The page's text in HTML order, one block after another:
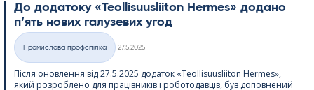
До додатоку «Teol­li­suus­lii­ton Her­mes» додано
п’ять нових галузевих угод
Категорії
Промислова профспілка
27.5.2025
Після оновлення від 27.5.2025 додаток «Teol­li­suus­lii­ton Her­mes»,
який розроблено для працівників і роботодавців, був доповнений